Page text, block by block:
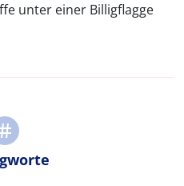
unter einer Billigflagge